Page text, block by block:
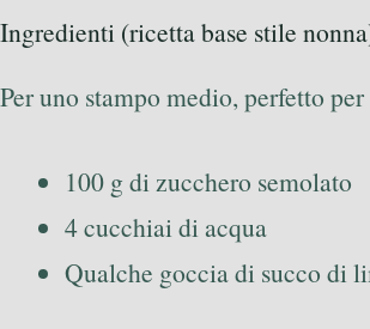
Ingredienti (ricetta base stile
Per uno stampo medio, perfetto
100 g di zucchero semolato
4 cucchiai di acqua
Qualche goccia di succo di